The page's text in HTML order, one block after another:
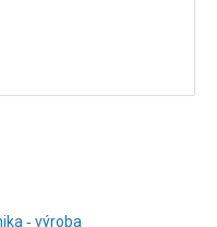
‑ výroba